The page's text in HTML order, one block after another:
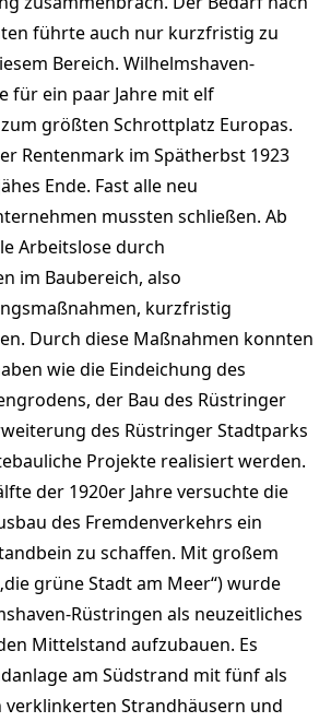
führte auch nur kurzfristig zu
Bereich. Wilhelmshaven-
für ein paar Jahre mit elf
größten Schrottplatz Europas.
Rentenmark im Spätherbst 1923
Ende. Fast alle neu
mussten schließen. Ab
Arbeitslose durch
im Baubereich, also
kurzfristig
Durch diese Maßnahmen konnten
wie die Eindeichung des
der Bau des Rüstringer
des Rüstringer Stadtparks
Projekte realisiert werden.
der 1920er Jahre versuchte die
des Fremdenverkehrs ein
zu schaffen. Mit großem
grüne Stadt am Meer“) wurde
Rüstringen als neuzeitliches
Mittelstand aufzubauen. Es
am Südstrand mit fünf als
verklinkerten Strandhäusern und